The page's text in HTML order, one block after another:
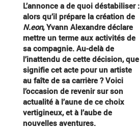
L’annonce a de quoi déstabiliser :
alors qu’il prépare la création de
N.eon, Yvann Alexandre déclare
mettre un terme aux activités de
sa compagnie. Au-delà de
l’inattendu de cette décision, que
signifie cet acte pour un artiste
au faîte de sa carrière ? Voici
l’occasion de revenir sur son
actualité à l’aune de ce choix
vertigineux, et à l’aube de
nouvelles aventures.